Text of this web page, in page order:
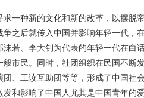
种新的文化和新的改革，以摆脱
之后就传入中国并影响年轻一代，
若、李大钊为代表的年轻一代在白
市民。同时，社团组织在民国不断
、工读互助团等等，形成了中国社
和影响了中国人尤其是中国青年的